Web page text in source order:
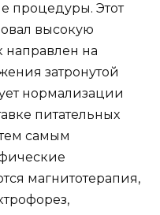
процедуры. Этот
высокую
направлен на
затронутой
нормализации
питательных
самым
магнитотерапия,